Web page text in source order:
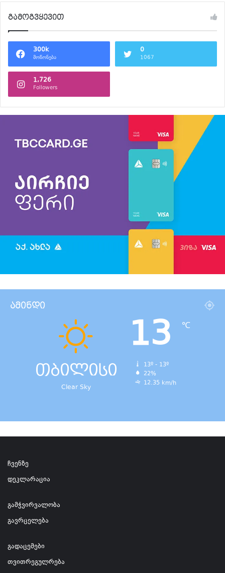
გამოგვყევით
300k
მოწონება
0
1067
1,726
Followers
ამინდი
თბილისი
Clear Sky
13 ℃
13º - 13º
22%
12.35 km/h
ჩვენზე
დეკლარაცია
გამჭვირვალობა
გავრცელება
გადაცემები
თვითრეგულრება